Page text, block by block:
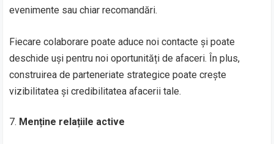
evenimente sau chiar recomandări.
Fiecare colaborare poate aduce noi contacte și poate
deschide uși pentru noi oportunități de afaceri. În plus,
construirea de parteneriate strategice poate crește
vizibilitatea și credibilitatea afacerii tale.
Menține relațiile active